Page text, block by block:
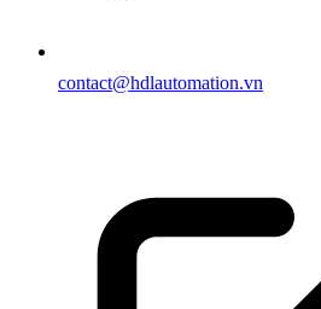
contact@hdlautomation.vn